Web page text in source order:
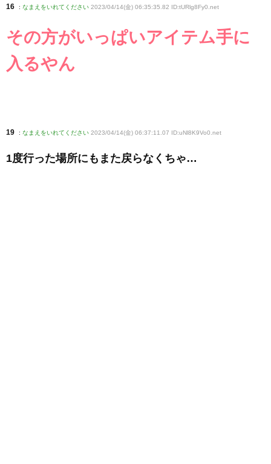
16 : なまえをいれてください 2023/04/14(金) 06:35:35.82 ID:tURlg8Fy0 .net
その方がいっぱいアイテム手に
入るやん
19 : なまえをいれてください 2023/04/14(金) 06:37:11.07 ID:uNl8K9Vo0 .net
1度行った場所にもまた戻らなくちゃ…